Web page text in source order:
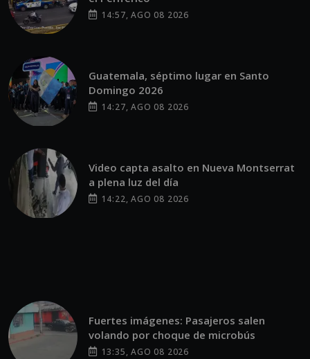
14:57, AGO 08 2026
Guatemala, séptimo lugar en Santo
Domingo 2026
14:27, AGO 08 2026
Video capta asalto en Nueva Montserrat
a plena luz del día
14:22, AGO 08 2026
Fuertes imágenes: Pasajeros salen
volando por choque de microbús
13:35, AGO 08 2026